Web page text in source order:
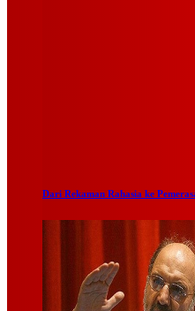
Dari Rekaman Rahasia ke